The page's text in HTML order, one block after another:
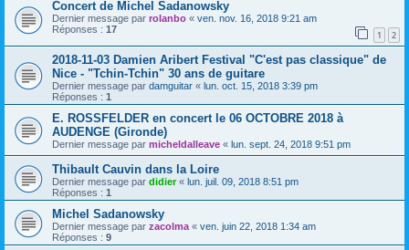
Concert de Michel Sadanowsky
Dernier message par rolanbo « ven. nov. 16, 2018 9:21 am
Réponses : 17 1 2
2018-11-03 Damien Aribert Festival "C'est pas classique" de
Nice - "Tchin-Tchin" 30 ans de guitare
Dernier message par damguitar « lun. oct. 15, 2018 3:39 pm
Réponses : 1
E. ROSSFELDER en concert le 06 OCTOBRE 2018 à
AUDENGE (Gironde)
Dernier message par micheldalleave « lun. sept. 24, 2018 9:51 pm
Thibault Cauvin dans la Loire
Dernier message par didier« lun. juil. 09, 2018 8:51 pm
Réponses : 1
Michel Sadanowsky
Dernier message par zacolma « ven. juin 22, 2018 1:34 am
Réponses : 9